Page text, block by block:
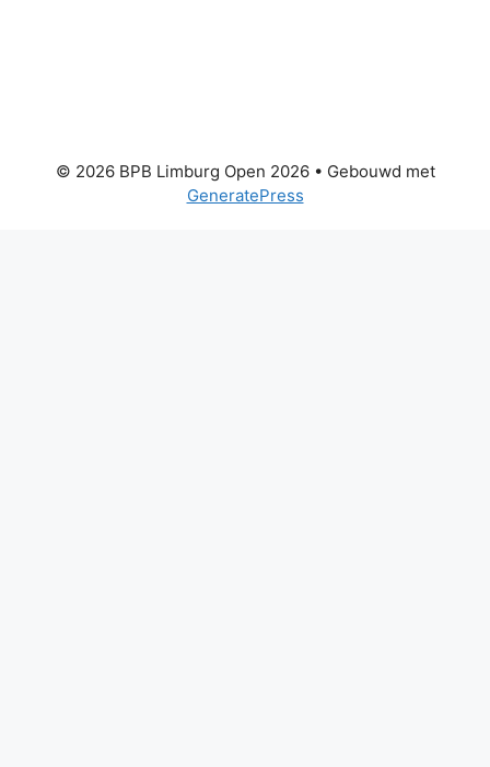
© 2026 BPB Limburg Open 2026• Gebouwd met
GeneratePress